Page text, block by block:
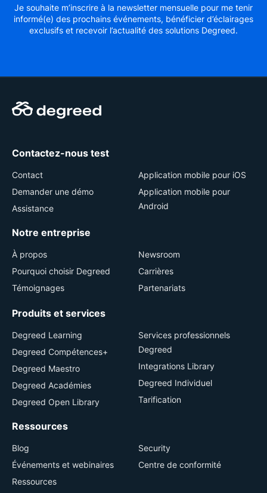
Je souhaite m’inscrire à la newsletter mensuelle pour me tenir
informé(e) des prochains événements, bénéficier d’éclairages
exclusifs et recevoir l’actualité des solutions Degreed.
Contactez-nous test
Contact
Demander une démo
Assistance
Application mobile pour iOS
Application mobile pour
Android
Notre entreprise
À propos
Pourquoi choisir Degreed
Témoignages
Newsroom
Carrières
Partenariats
Produits et services
Degreed Learning
Degreed Compétences+
Degreed Maestro
Degreed Académies
Degreed Open Library
Services professionnels
Degreed
Integrations Library
Degreed Individuel
Tarification
Ressources
Blog
Événements et webinaires
Ressources
Security
Centre de conformité